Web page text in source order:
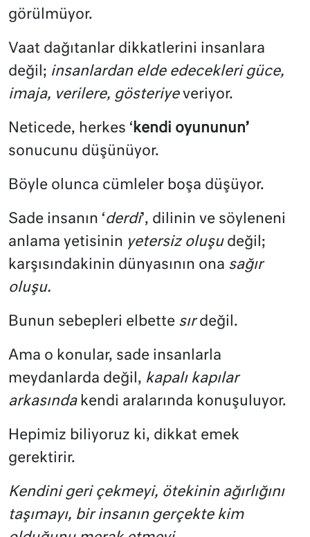
görülmüyor.
Vaat dağıtanlar dikkatlerini insanlara
değil; insanlardan elde edecekleri güce,
imaja, verilere, gösteriyeveriyor.
Neticede, herkes ‘ kendi oyununun’
sonucunu düşünüyor.
Böyle olunca cümleler boşa düşüyor.
Sade insanın ‘derdi’, dilinin ve söyleneni
anlama yetisinin yetersiz oluşu değil;
karşısındakinin dünyasının ona sağır
oluşu.
Bunun sebepleri elbette sırdeğil.
Ama o konular, sade insanlarla
meydanlarda değil, kapalı kapılar
arkasındakendi aralarında konuşuluyor.
Hepimiz biliyoruz ki, dikkat emek
gerektirir.
Kendini geri çekmeyi, ötekinin ağırlığını
taşımayı, bir insanın gerçekte kim